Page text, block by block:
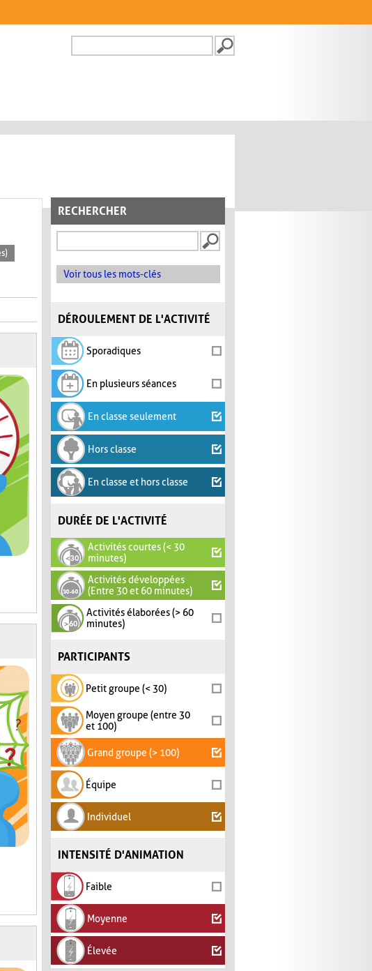
FORMULAIRE DE
RECHERCHER
Voir tous les mots-clés
DÉROULEMENT DE L'ACTIVITÉ
Sporadiques
En plusieurs séances
En classe seulement
Hors classe
En classe et hors classe
DURÉE DE L'ACTIVITÉ
Activités courtes (< 30
minutes)
Activités développées
(Entre 30 et 60 minutes)
Activités élaborées (> 60
minutes)
PARTICIPANTS
Petit groupe (< 30)
Moyen groupe (entre 30
et 100)
Grand groupe (> 100)
Équipe
Individuel
INTENSITÉ D'ANIMATION
Faible
Moyenne
Élevée